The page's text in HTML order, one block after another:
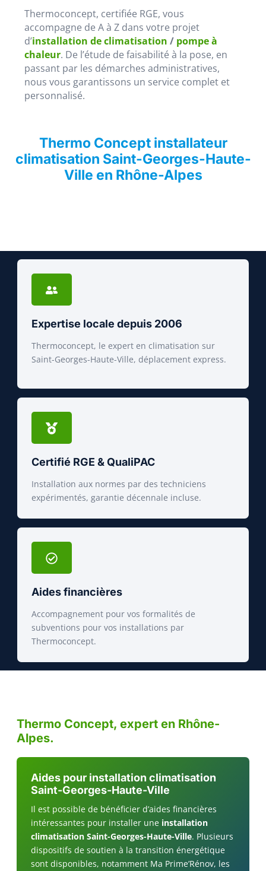
Thermoconcept, certifiée RGE, vous
accompagne de A à Z dans votre projet
d’installation de climatisation / pompe à
chaleur. De l’étude de faisabilité à la pose, en
passant par les démarches administratives,
nous vous garantissons un service complet et
personnalisé.
Thermo Concept installateur
climatisation Saint-Georges-Haute-
Ville en Rhône-Alpes
Expertise locale depuis 2006
Thermoconcept, le expert en climatisation sur
Saint-Georges-Haute-Ville, déplacement express.
Certifié RGE & QualiPAC
Installation aux normes par des techniciens
expérimentés, garantie décennale incluse.
Aides financières
Accompagnement pour vos formalités de
subventions pour vos installations par
Thermoconcept.
Thermo Concept, expert en Rhône-
Alpes.
Aides pour installation climatisation
Saint-Georges-Haute-Ville
Il est possible de bénéficier d’aides financières
intéressantes pour installer une installation
climatisation Saint-Georges-Haute-Ville. Plusieurs
dispositifs de soutien à la transition énergétique
sont disponibles, notamment Ma Prime’Rénov, les